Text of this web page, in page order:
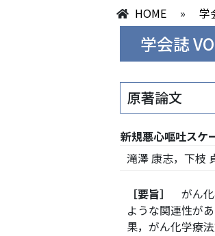
HOME » 学
学会誌
原著論文
新規悪心嘔吐スケ
滝澤 康志，下枝
［要旨］
がん化
ような関連性が
果，がん化学療